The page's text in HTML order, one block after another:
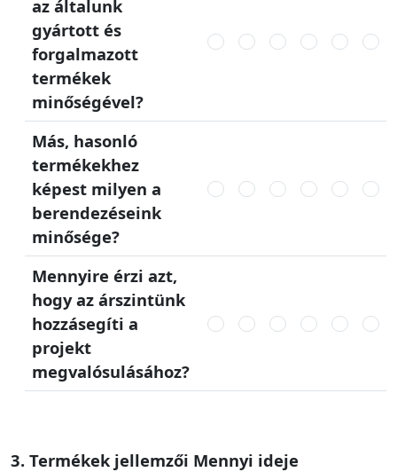
az általunk
gyártott és
forgalmazott
termékek
minőségével?
Más, hasonló
termékekhez
képest milyen a
berendezéseink
minősége?
Mennyire érzi azt,
hogy az árszintünk
hozzásegíti a
projekt
megvalósulásához?
3. Termékek jellemzői Mennyi ideje